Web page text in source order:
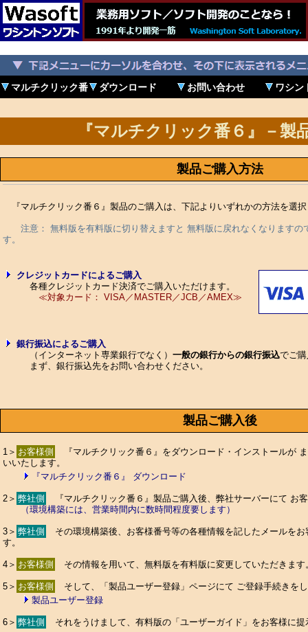
マルチクリック番 ダウンロード お問い合わせ ワシン
『マルチクリック番６』－製
製品ご購入方法
『マルチクリック番６』製品のご購入は、下記よりいずれかの方法を選
注意： 無料版を有料版に切り替えますと 無料版に戻れなくなりますの
す。
クレジットカードによるご購入
各種クレジットカード決済でご購入いただけます。
≪対象カード： VISA／MASTER／JCB／AMEX≫
銀行振込によるご購入
（インターネット専業銀行でなく） 一般の銀行からの銀行振込でご
まず、銀行振込先をお問い合わせください。
製品ご購入後
1＞ お客様側
『マルチクリック番６』をダウンロード・インストールが
いいたします。
『マルチクリック番６』 ダウンロード
2＞ 弊社側
『マルチクリック番６』製品ご購入後、弊社サーバーにて お
（環境構築には、営業時間内に数時間程度要します）
3＞ 弊社側
その環境構築後、お客様番号等の各種情報を記したメールを
す。
4＞ お客様側 その情報を用いて、無料版を有料版に変更していただきます
5＞ お客様側
そして、「製品ユーザー登録」ページにて ご登録手続きを
製品ユーザー登録
6＞ 弊社側 それをうけまして、有料版の「ユーザーガイド」をお客様に